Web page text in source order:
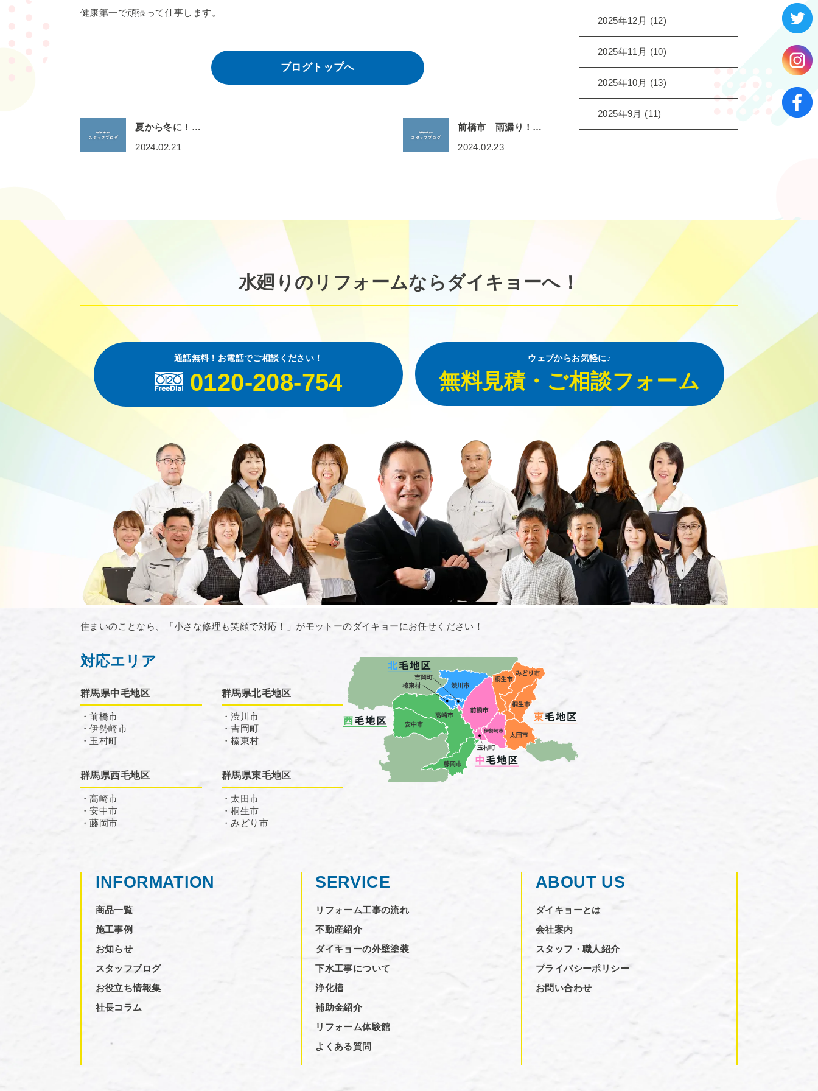
健康第一で頑張って仕事します。
ブログトップへ
夏から冬に！…
2024.02.21
前橋市 雨漏り！…
2024.02.23
2025年12月 (12)
2025年11月 (10)
2025年10月 (13)
2025年9月 (11)
水廻りのリフォームならダイキョーへ！
通話無料！お電話でご相談ください！
0120-208-754
ウェブからお気軽に♪
無料見積・ご相談フォーム
住まいのことなら、「小さな修理も笑顔で対応！」がモットーのダイキョーにお任せください！
対応エリア
群馬県中毛地区
・前橋市
・伊勢崎市
・玉村町
群馬県北毛地区
・渋川市
・吉岡町
・榛東村
群馬県西毛地区
・高崎市
・安中市
・藤岡市
群馬県東毛地区
・太田市
・桐生市
・みどり市
INFORMATION
商品一覧
施工事例
お知らせ
スタッフブログ
お役立ち情報集
社長コラム
SERVICE
リフォーム工事の流れ
不動産紹介
ダイキョーの外壁塗装
下水工事について
浄化槽
補助金紹介
リフォーム体験館
よくある質問
ABOUT US
ダイキョーとは
会社案内
スタッフ・職人紹介
プライバシーポリシー
お問い合わせ